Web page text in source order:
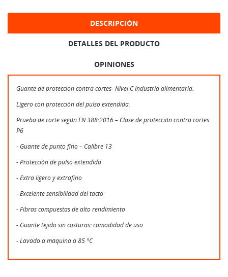
DESCRIPCIÓN
DETALLES DEL PRODUCTO
OPINIONES
Guante de protección contra cortes- Nivel C Industria alimentaria.
Ligero con protección del pulso extendida.
Prueba de corte según EN 388:2016 – Clase de protección contra cortes
P6
- Guante de punto fino – Calibre 13
- Protección de pulso extendida
- Extra ligero y extrafino
- Excelente sensibilidad del tacto
- Fibras compuestas de alto rendimiento
- Guante tejido sin costuras: comodidad de uso
- Lavado a máquina a 85 °C